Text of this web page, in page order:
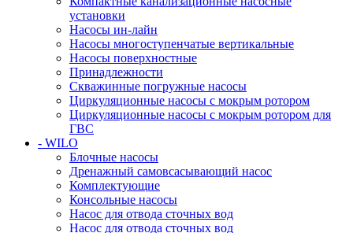
установки
Насосы ин-лайн
Насосы многоступенчатые вертикальные
Насосы поверхностные
Принадлежности
Скважинные погружные насосы
Циркуляционные насосы с мокрым ротором
Циркуляционные насосы с мокрым ротором для
ГВС
- WILO
Блочные насосы
Дренажный самовсасывающий насос
Комплектующие
Консольные насосы
Насос для отвода сточных вод
Насос для отвода сточных вод